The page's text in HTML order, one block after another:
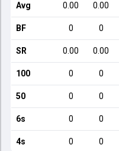
Avg 0.00 0.00
BF 0 0
SR 0.00 0.00
100 0 0
50 0 0
6s 0 0
4s 0 0